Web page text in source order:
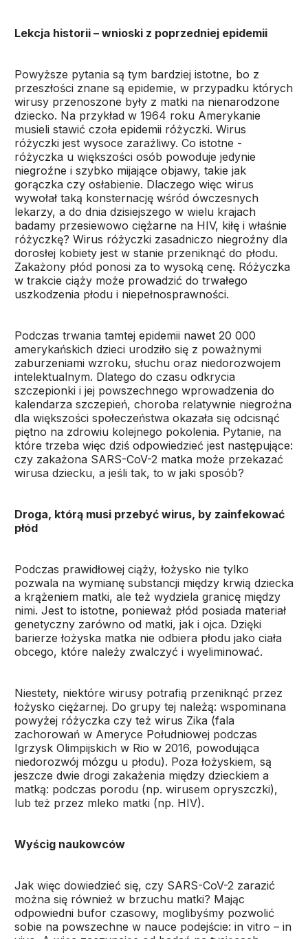
Lekcja historii – wnioski z poprzedniej epidemii
Powyższe pytania są tym bardziej istotne, bo z
przeszłości znane są epidemie, w przypadku których
wirusy przenoszone były z matki na nienarodzone
dziecko. Na przykład w 1964 roku Amerykanie
musieli stawić czoła epidemii różyczki. Wirus
różyczki jest wysoce zaraźliwy. Co istotne -
różyczka u większości osób powoduje jedynie
niegroźne i szybko mijające objawy, takie jak
gorączka czy osłabienie. Dlaczego więc wirus
wywołał taką konsternację wśród ówczesnych
lekarzy, a do dnia dzisiejszego w wielu krajach
badamy przesiewowo ciężarne na HIV, kiłę i właśnie
różyczkę? Wirus różyczki zasadniczo niegroźny dla
dorosłej kobiety jest w stanie przeniknąć do płodu.
Zakażony płód ponosi za to wysoką cenę. Różyczka
w trakcie ciąży może prowadzić do trwałego
uszkodzenia płodu i niepełnosprawności.
Podczas trwania tamtej epidemii nawet 20 000
amerykańskich dzieci urodziło się z poważnymi
zaburzeniami wzroku, słuchu oraz niedorozwojem
intelektualnym. Dlatego do czasu odkrycia
szczepionki i jej powszechnego wprowadzenia do
kalendarza szczepień, choroba relatywnie niegroźna
dla większości społeczeństwa okazała się odcisnąć
piętno na zdrowiu kolejnego pokolenia. Pytanie, na
które trzeba więc dziś odpowiedzieć jest następujące:
czy zakażona SARS-CoV-2 matka może przekazać
wirusa dziecku, a jeśli tak, to w jaki sposób?
Droga, którą musi przebyć wirus, by zainfekować
płód
Podczas prawidłowej ciąży, łożysko nie tylko
pozwala na wymianę substancji między krwią dziecka
a krążeniem matki, ale też wydziela granicę między
nimi. Jest to istotne, ponieważ płód posiada materiał
genetyczny zarówno od matki, jak i ojca. Dzięki
barierze łożyska matka nie odbiera płodu jako ciała
obcego, które należy zwalczyć i wyeliminować.
Niestety, niektóre wirusy potrafią przeniknąć przez
łożysko ciężarnej. Do grupy tej należą: wspominana
powyżej różyczka czy też wirus Zika (fala
zachorowań w Ameryce Południowej podczas
Igrzysk Olimpijskich w Rio w 2016, powodująca
niedorozwój mózgu u płodu). Poza łożyskiem, są
jeszcze dwie drogi zakażenia między dzieckiem a
matką: podczas porodu (np. wirusem opryszczki),
lub też przez mleko matki (np. HIV).
Wyścig naukowców
Jak więc dowiedzieć się, czy SARS-CoV-2 zarazić
można się również w brzuchu matki? Mając
odpowiedni bufor czasowy, moglibyśmy pozwolić
sobie na powszechne w nauce podejście: in vitro – in